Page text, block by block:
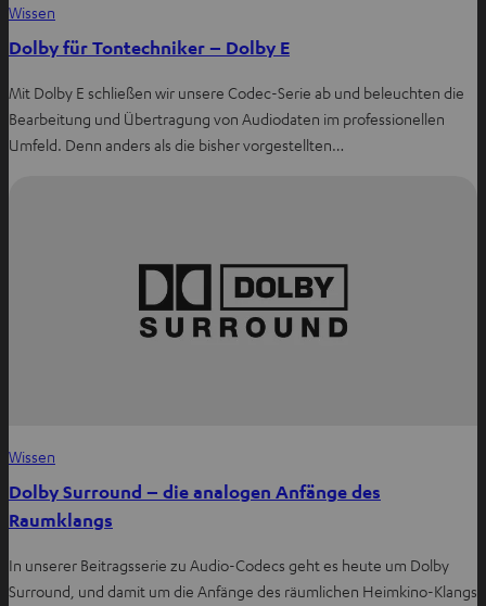
Wissen
Dolby für Tontechniker – Dolby E
Mit Dolby E schließen wir unsere Codec-Serie ab und beleuchten die
Bearbeitung und Übertragung von Audiodaten im professionellen
Umfeld. Denn anders als die bisher vorgestellten…
Wissen
Dolby Surround – die analogen Anfänge des
Raumklangs
In unserer Beitragsserie zu Audio-Codecs geht es heute um Dolby
Surround, und damit um die Anfänge des räumlichen Heimkino-Klangs